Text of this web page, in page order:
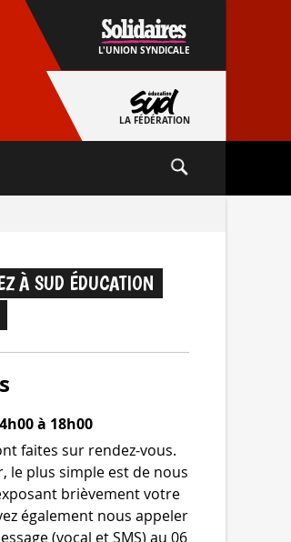
L'UNION SYNDICALE
LA FÉDÉRATION
À SUD ÉDUCATION
à 18h00
faites sur rendez-​vous.
le plus simple est de nous
briè­ve­ment votre
éga­le­ment nous appe­ler
(vocal et SMS) au 06